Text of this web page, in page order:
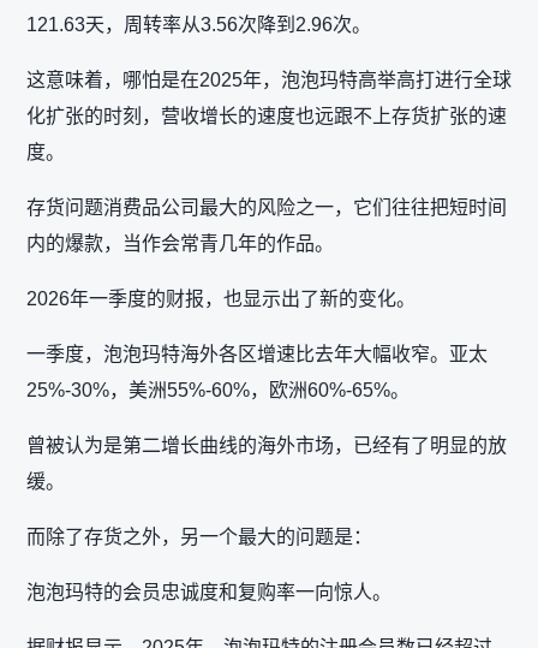
121.63天，周转率从3.56次降到2.96次。
这意味着，哪怕是在2025年，泡泡玛特高举高打进行全球
化扩张的时刻，营收增长的速度也远跟不上存货扩张的速
度。
存货问题消费品公司最大的风险之一，它们往往把短时间
内的爆款，当作会常青几年的作品。
2026年一季度的财报，也显示出了新的变化。
一季度，泡泡玛特海外各区增速比去年大幅收窄。亚太
25%-30%，美洲55%-60%，欧洲60%-65%。
曾被认为是第二增长曲线的海外市场，已经有了明显的放
缓。
而除了存货之外，另一个最大的问题是：
泡泡玛特的会员忠诚度和复购率一向惊人。